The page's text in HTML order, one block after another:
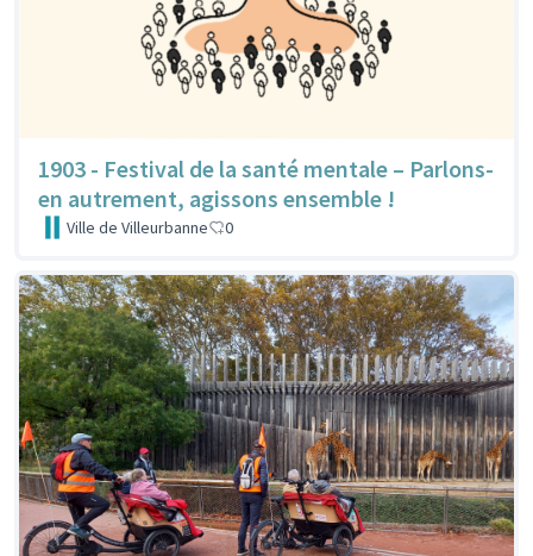
1903 - Festival de la santé mentale – Parlons-
en autrement, agissons ensemble !
Ville de Villeurbanne 0